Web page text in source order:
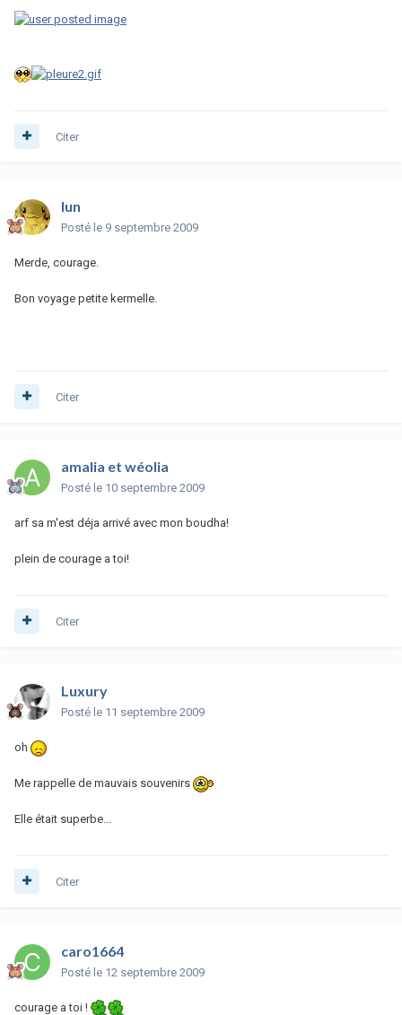
Citer
lun
Posté le 9 septembre 2009
Merde, courage.
Bon voyage petite kermelle.
Citer
amalia et wéolia
Posté le 10 septembre 2009
arf sa m'est déja arrivé avec mon boudha!
plein de courage a toi!
Citer
Luxury
Posté le 11 septembre 2009
oh
Me rappelle de mauvais souvenirs
Elle était superbe...
Citer
caro1664
Posté le 12 septembre 2009
courage a toi !